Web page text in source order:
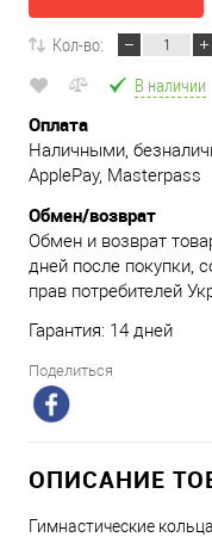
Кол-во:
В наличии
Оплата
Наличными,
ApplePay, Masterpass
Обмен/возврат
Обмен и возврат
дней после покупки,
прав потребителей
Гарантия: 14 дней
Поделиться
ОПИСАНИЕ
Гимнастические